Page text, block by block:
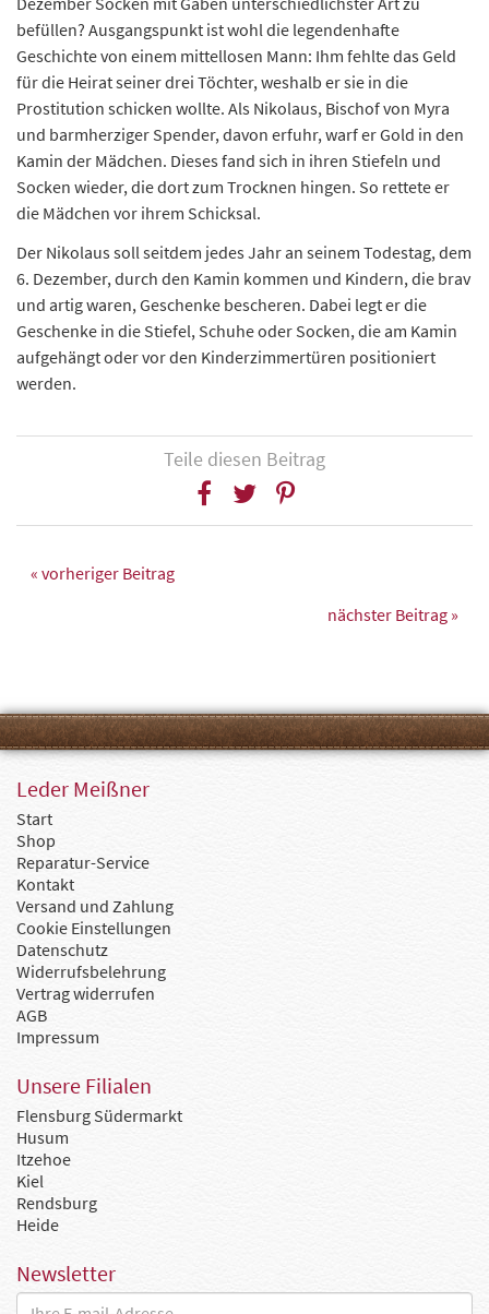
befüllen? Ausgangspunkt ist wohl die legendenhafte
Geschichte von einem mittellosen Mann: Ihm fehlte das Geld
für die Heirat seiner drei Töchter, weshalb er sie in die
Prostitution schicken wollte. Als Nikolaus, Bischof von Myra
und barmherziger Spender, davon erfuhr, warf er Gold in den
Kamin der Mädchen. Dieses fand sich in ihren Stiefeln und
Socken wieder, die dort zum Trocknen hingen. So rettete er
die Mädchen vor ihrem Schicksal.
Der Nikolaus soll seitdem jedes Jahr an seinem Todestag, dem
6. Dezember, durch den Kamin kommen und Kindern, die brav
und artig waren, Geschenke bescheren. Dabei legt er die
Geschenke in die Stiefel, Schuhe oder Socken, die am Kamin
aufgehängt oder vor den Kinderzimmertüren positioniert
werden.
Teile diesen Beitrag
« vorheriger Beitrag
nächster Beitrag »
Leder Meißner
Start
Shop
Reparatur-Service
Kontakt
Versand und Zahlung
Cookie Einstellungen
Datenschutz
Widerrufsbelehrung
Vertrag widerrufen
AGB
Impressum
Unsere Filialen
Flensburg Südermarkt
Husum
Itzehoe
Kiel
Rendsburg
Heide
Newsletter